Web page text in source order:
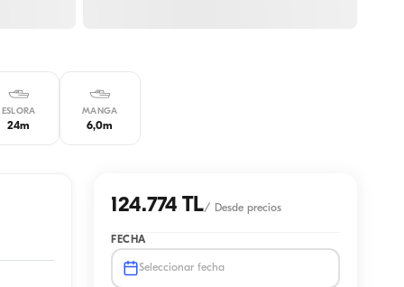
ESLORA
24m
MANGA
6,0m
124.774 TL/ Desde precios
FECHA
Seleccionar fecha